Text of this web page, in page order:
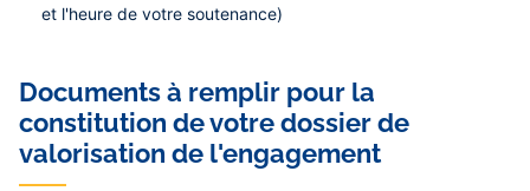
et l'heure de votre soutenance)
Documents à remplir pour la
constitution de votre dossier de
valorisation de l'engagement